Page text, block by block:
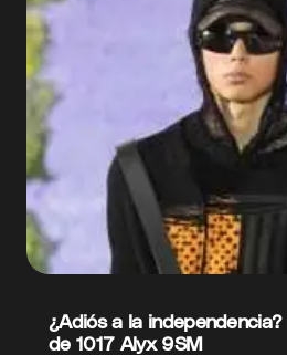
¿Adiós a la
de 1017 Alyx 9SM